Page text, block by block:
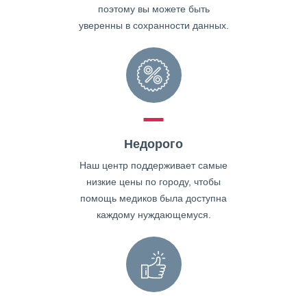
поэтому вы можете быть
уверенны в сохранности данных.
Недорого
Наш центр поддерживает самые
низкие цены по городу, чтобы
помощь медиков была доступна
каждому нуждающемуся.